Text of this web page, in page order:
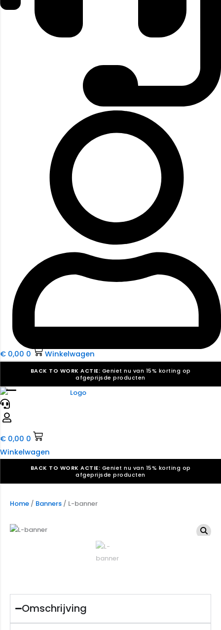
€ 0,00 0 Winkelwagen
BACK TO WORK ACTIE: Geniet nu van 15% korting op
afgeprijsde producten
Verkiezingsdrukwerk nodig? Maak indruk, win stemmen.
☰
€ 0,00 0
Winkelwagen
BACK TO WORK ACTIE: Geniet nu van 15% korting op
afgeprijsde producten
Home / Banners / L-banner
Omschrijving